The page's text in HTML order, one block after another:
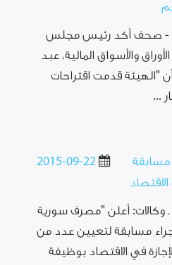
- صحف أكد رئيس مجلس
والأسواق المالية، عبد
"الهيئة قدمت اقتراحات
...
2015-09-22
مسابقة
ـ وكالات: أعلن "مصرف سورية
مسابقة لتعيين عدد من
في الاقتصاد بوظيفة